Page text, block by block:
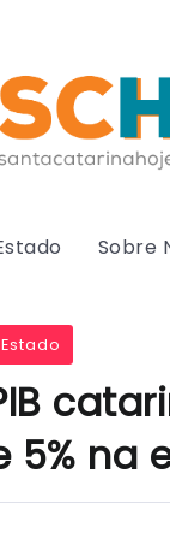
Sobre
5% na